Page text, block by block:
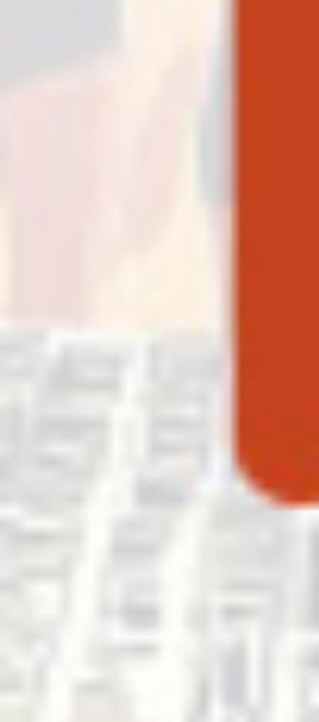
Gün Batımı Saatinde Rezervasyon Yaptırmanız İçin 5